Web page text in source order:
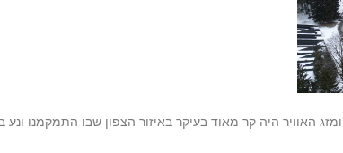
היה קר מאוד בעיקר באיזור הצפון שבו התמקמנו ונע בין 5 למינוס 5